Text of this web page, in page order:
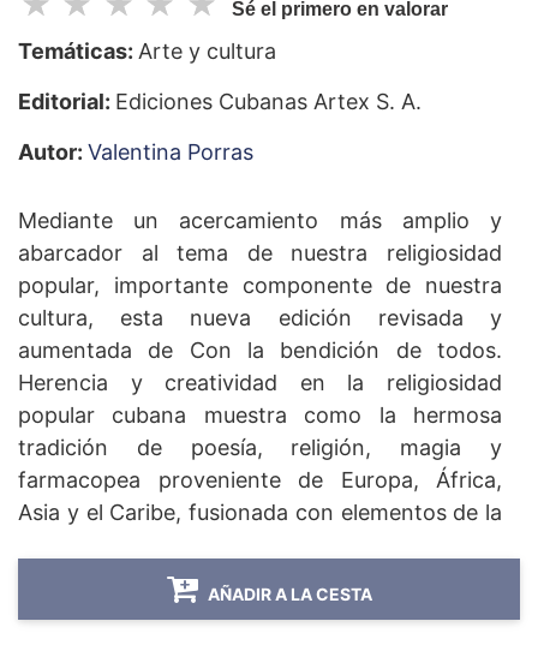
Sé el primero en valorar
Temáticas: Arte y cultura
Editorial: Ediciones Cubanas Artex S. A.
Autor: Valentina Porras
Mediante un acercamiento más amplio y
abarcador al tema de nuestra religiosidad
popular, importante componente de nuestra
cultura, esta nueva edición revisada y
aumentada de Con la bendición de todos.
Herencia y creatividad en la religiosidad
popular cubana muestra como la hermosa
tradición de poesía, religión, magia y
farmacopea proveniente de Europa, África,
Asia y el Caribe, fusionada con elementos de la
religión oficial impuesta por los conquistadores,
y con otros como el espiritismo de origen
AÑADIR A LA CESTA